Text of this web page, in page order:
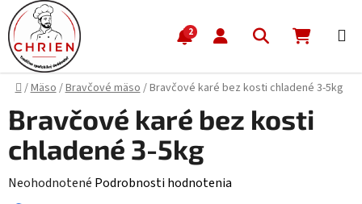
Prejsť na obsah
2 Hľadať
Domov
/Mäso/Bravčové mäso/Bravčové karé bez kosti chladené 3-5kg
Bravčové karé bez kosti
chladené 3-5kg
Priemerné hodnotenie produktu je 0,0 z 5 hviezdičiek.
Neohodnotené Podrobnosti hodnotenia